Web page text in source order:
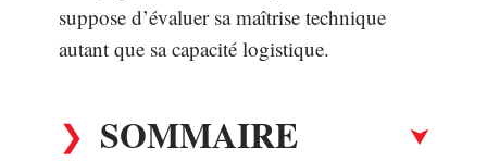
suppose d’évaluer sa maîtrise technique
autant que sa capacité logistique.
SOMMAIRE